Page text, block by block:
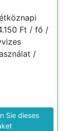
Ft / fő /
/
Sie dieses